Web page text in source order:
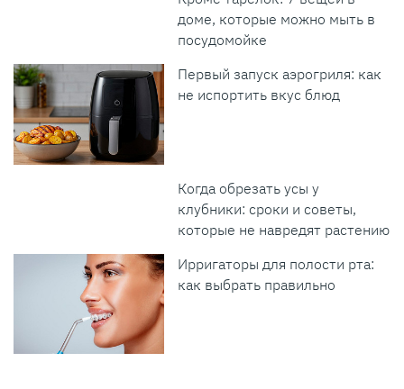
доме, которые можно мыть в
посудомойке
Первый запуск аэрогриля: как
не испортить вкус блюд
Когда обрезать усы у
клубники: сроки и советы,
которые не навредят растению
Ирригаторы для полости рта:
как выбрать правильно